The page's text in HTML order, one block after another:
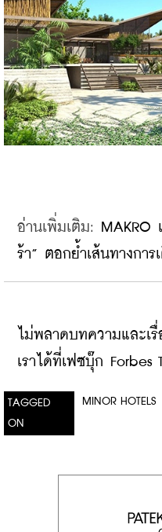
อ่านเพิ่มเติม: ​
MAKRO
ร้า” ตอกย้ำเส้นทางการ
ไม่พลาดบทความและเ
เราได้ที่เฟซบุ๊ก
TAGGED
ON
MINOR HOTELS